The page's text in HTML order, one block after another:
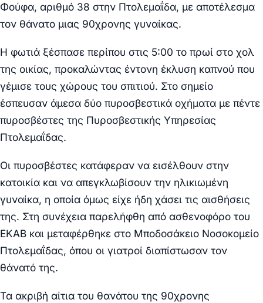
Φούφα, αριθμό 38 στην Πτολεμαΐδα, με αποτέλεσμα
τον θάνατο μιας 90χρονης γυναίκας.
Η φωτιά ξέσπασε περίπου στις 5:00 το πρωί στο χολ
της οικίας, προκαλώντας έντονη έκλυση καπνού που
γέμισε τους χώρους του σπιτιού. Στο σημείο
έσπευσαν άμεσα δύο πυροσβεστικά οχήματα με πέντε
πυροσβέστες της Πυροσβεστικής Υπηρεσίας
Πτολεμαΐδας.
Οι πυροσβέστες κατάφεραν να εισέλθουν στην
κατοικία και να απεγκλωβίσουν την ηλικιωμένη
γυναίκα, η οποία όμως είχε ήδη χάσει τις αισθήσεις
της. Στη συνέχεια παρελήφθη από ασθενοφόρο του
ΕΚΑΒ και μεταφέρθηκε στο Μποδοσάκειο Νοσοκομείο
Πτολεμαΐδας, όπου οι γιατροί διαπίστωσαν τον
θάνατό της.
Τα ακριβή αίτια του θανάτου της 90χρονης